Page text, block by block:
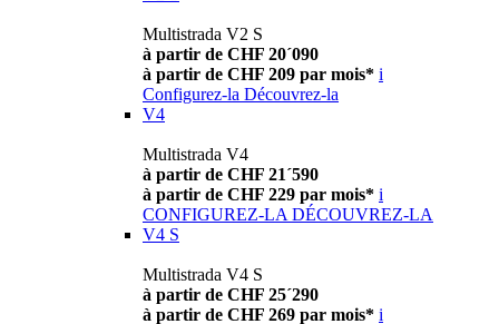
Multistrada V2 S
à partir de CHF 20´090
à partir de CHF 209 par mois* i
Configurez-la Découvrez-la
V4
Multistrada V4
à partir de CHF 21´590
à partir de CHF 229 par mois* i
CONFIGUREZ-LA DÉCOUVREZ-LA
V4 S
Multistrada V4 S
à partir de CHF 25´290
à partir de CHF 269 par mois* i